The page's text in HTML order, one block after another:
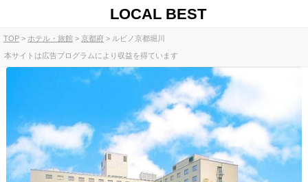
LOCAL BEST
TOP ホテル・旅館 京都府 ルビノ京都堀川
本サイトは広告プログラムにより収益を得ています